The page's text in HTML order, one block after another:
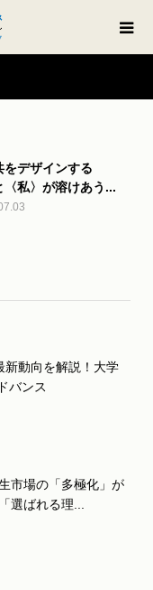
をデザインする
〈私〉が溶けあう...
動向を解説！大学
バンス
市場の「多極化」が
選ばれる理...